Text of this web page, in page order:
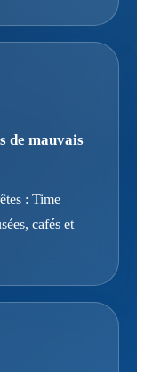
de mauvais
: Time
cafés et